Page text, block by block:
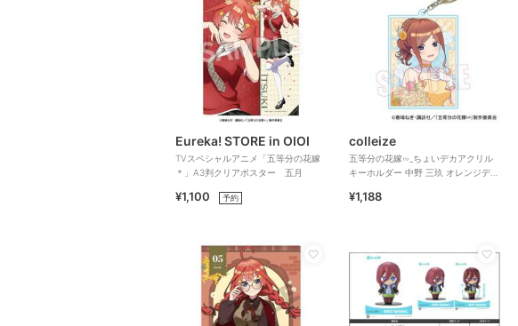
Eureka! STORE in OIOI
TVスペシャルアニメ「五等分の花嫁
＊」A3判クリアポスター 五月
¥1,100 予約
colleize
五等分の花嫁∽_ちょいデカアクリル
キーホルダー 中野 三玖 オレンジデー
¥1,188